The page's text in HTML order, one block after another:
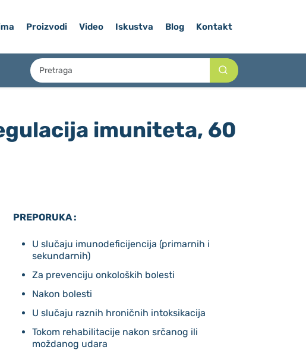
Proizvodi Video Iskustva Blog Kontakt
imuniteta, 60
PREPORUKA :
U slučaju imunodeficijencija (primarnih i
sekundarnih)
Za prevenciju onkoloških bolesti
Nakon bolesti
U slučaju raznih hroničnih intoksikacija
Tokom rehabilitacije nakon srčanog ili
moždanog udara